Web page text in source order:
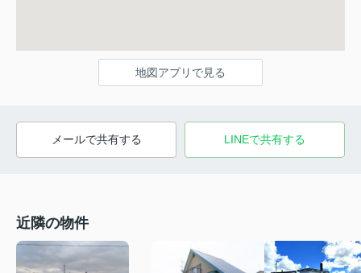
地図アプリで見る
メールで共有する LINEで共有する
近隣の物件